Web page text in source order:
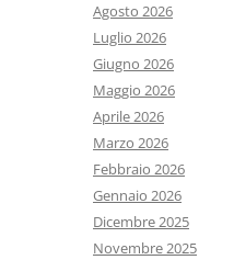
Agosto 2026
Luglio 2026
Giugno 2026
Maggio 2026
Aprile 2026
Marzo 2026
Febbraio 2026
Gennaio 2026
Dicembre 2025
Novembre 2025